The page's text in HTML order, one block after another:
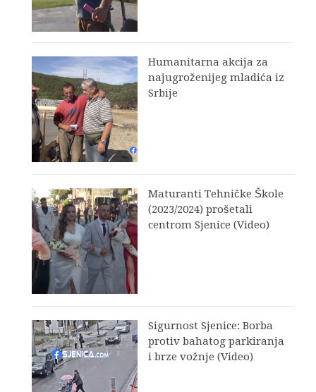
Humanitarna akcija za
najugroženijeg mladića iz
Srbije
Maturanti Tehničke Škole
(2023/2024) prošetali
centrom Sjenice (Video)
Sigurnost Sjenice: Borba
protiv bahatog parkiranja
i brze vožnje (Video)